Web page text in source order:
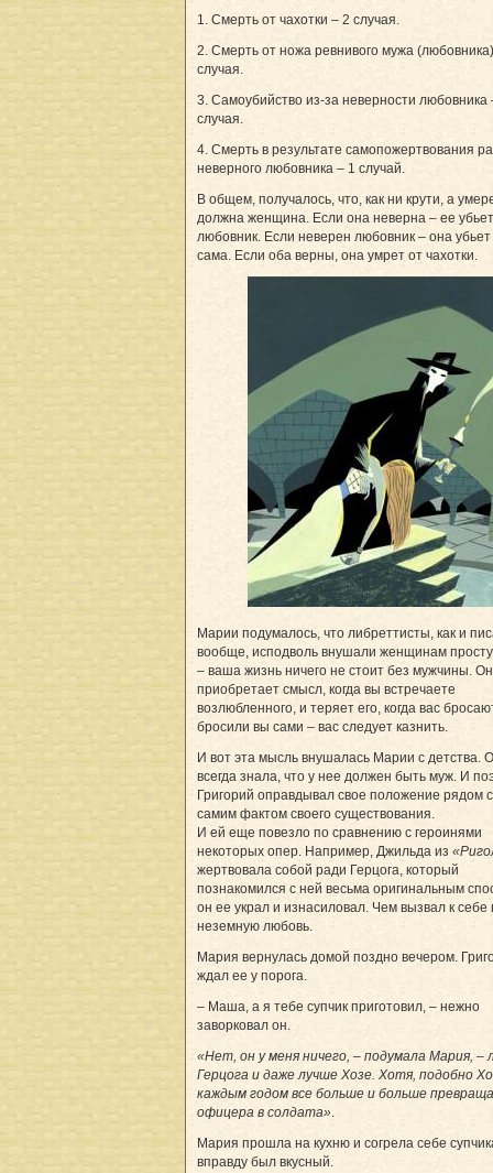
1. Смерть от чахотки – 2 случая.
2. Смерть от ножа ревнивого мужа
случая.
3. Самоубийство из-за неверности любовника
случая.
4. Смерть в результате самопожертвования
неверного любовника – 1 случай.
В общем, получалось, что, как ни крути, а
должна женщина. Если она неверна – ее убьет
любовник. Если неверен любовник – она
сама. Если оба верны, она умрет от чахотки.
Марии подумалось, что либреттисты, как и
вообще, исподволь внушали женщинам
– ваша жизнь ничего не стоит без мужчины.
приобретает смысл, когда вы встречаете
возлюбленного, и теряет его, когда вас
бросили вы сами – вас следует казнить.
И вот эта мысль внушалась Марии с детства.
всегда знала, что у нее должен быть муж. И
Григорий оправдывал свое положение рядом
самим фактом своего существования.
И ей еще повезло по сравнению с героинями
некоторых опер. Например, Джильда из
жертвовала собой ради Герцога, который
познакомился с ней весьма оригинальным
он ее украл и изнасиловал. Чем вызвал к себе
неземную любовь.
Мария вернулась домой поздно вечером.
ждал ее у порога.
– Маша, а я тебе супчик приготовил, – нежно
заворковал он.
«Нет, он у меня ничего, – подумала Мария, –
Герцога и даже лучше Хозе. Хотя, подобно
каждым годом все больше и больше
офицера в солдата»
Мария прошла на кухню и согрела себе
вправду был вкусный.